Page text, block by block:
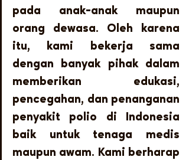
pada anak-anak maupun
orang dewasa. Oleh karena
itu, kami bekerja sama
dengan banyak pihak dalam
memberikan edukasi,
pencegahan, dan penanganan
penyakit polio di Indonesia
baik untuk tenaga medis
maupun awam. Kami berharap